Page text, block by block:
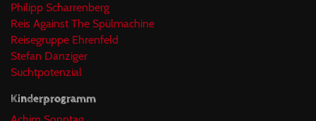
Philipp Scharrenberg
Reis Against The Spülmachine
Reisegruppe Ehrenfeld
Stefan Danziger
Suchtpotenzial
Kinderprogramm